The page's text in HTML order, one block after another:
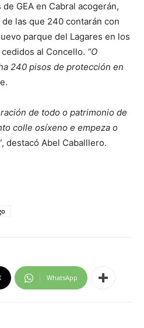
GEA en Cabral acogerán,
las que 240 contarán con
parque del Lagares en los
al Concello. “O
240 pisos de protección en
de todo o patrimonio de
colle osíxeno e empeza o
, destacó Abel Caballlero.
WhatsApp